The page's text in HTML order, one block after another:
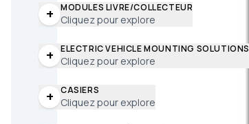
+ MODULES LIVRE/COLLECTEUR
Cliquez pour explore
+ ELECTRIC VEHICLE MOUNTING SOLUTIONS
Cliquez pour explore
+ CASIERS
Cliquez pour explore